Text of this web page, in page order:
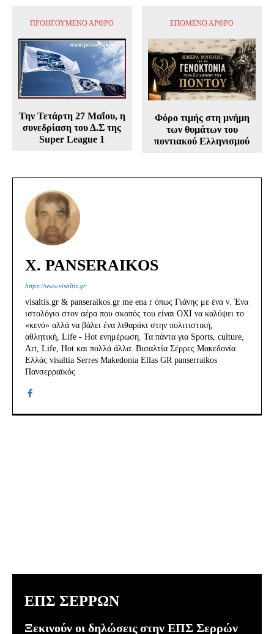
ΠΡΟΗΓΟΎΜΕΝΟ ΆΡΘΡΟ
Την Τετάρτη 27 Μαΐου, η
συνεδρίαση του Δ.Σ της
Super League 1
ΕΠΌΜΕΝΟ ΆΡΘΡΟ
Φόρο τιμής στη μνήμη
των θυμάτων του
ποντιακού Ελληνισμού
X. PANSERAIKOS
https://www.visaltis.gr
visaltis.gr & panseraikos.gr me ena r όπως Γιάνης με ένα ν. Ένα
ιστολόγιο στον αέρα που σκοπός του είναι ΟΧΙ να καλύψει το
«κενό» αλλά να βάλει ένα λιθαράκι στην πολιτιστική,
αθλητική, Life - Hot ενημέρωση. Τα πάντα για Sports, culture,
Art, Life, Hot και πολλά άλλα. Βισαλτία Σέρρες Μακεδονία
Ελλάς visaltia Serres Makedonia Ellas GR panserraikos
Πανσερραϊκός
ΕΠΣ ΣΕΡΡΩΝ
Ξεκινούν οι δηλώσεις στην ΕΠΣ Σερρών